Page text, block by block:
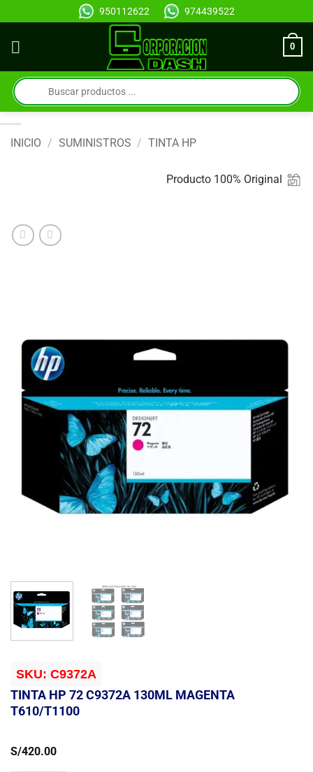
al
contenido
950112622 974439522
0
Búsqueda
de
productos
INICIO / SUMINISTROS / TINTA HP
Producto 100% Original
SKU: C9372A
TINTA HP 72 C9372A 130ML MAGENTA
T610/T1100
S/420.00